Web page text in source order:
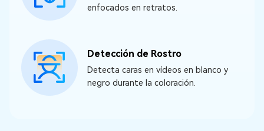
enfocados en retratos.
Detección de Rostro
Detecta caras en vídeos en blanco y
negro durante la coloración.